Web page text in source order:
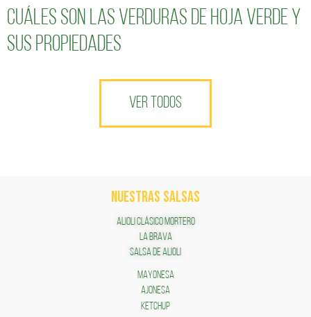
Cuáles son las verduras de hoja verde y
sus propiedades
VER TODOS
NUESTRAS SALSAS
ALIOLI CLÁSICO MORTERO
LA BRAVA
SALSA DE ALIOLI
MAYONESA
AJONESA
KETCHUP